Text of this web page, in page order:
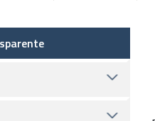
Trasparente